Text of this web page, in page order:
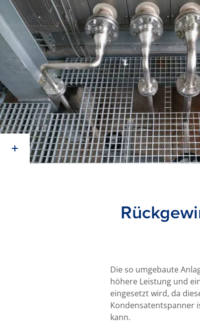
Die so umgebaute
höhere Leistung und
eingesetzt wird, da
Kondensatentspanner
kann.